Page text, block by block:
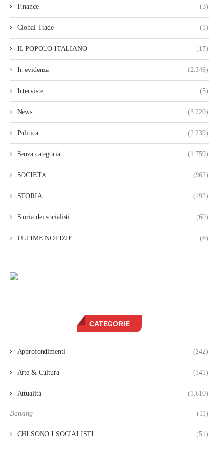
Finance (3)
Global Trade (1)
IL POPOLO ITALIANO (17)
In evidenza (2.346)
Interviste (5)
News (3.220)
Politica (2.239)
Senza categoria (1.759)
SOCIETÀ (962)
STORIA (192)
Storia dei socialisti (60)
ULTIME NOTIZIE (6)
CATEGORIE
Approfondimenti (242)
Arte & Cultura (141)
Attualità (1.610)
Banking (11)
CHI SONO I SOCIALISTI (51)